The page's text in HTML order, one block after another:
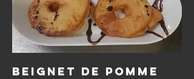
Beignet de pomme